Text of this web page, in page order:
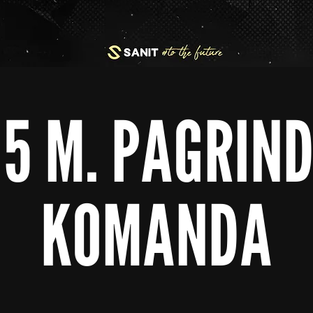
M.
KOMANDA